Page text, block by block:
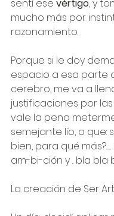
sentí ese vértigo, y
mucho más por
razonamiento.
Porque si le doy
espacio a esa parte
cerebro, me va a
justificaciones por
vale la pena
semejante lío, o que:
bien, para qué
am-bi-ción y .. bla bla
La creación de Ser